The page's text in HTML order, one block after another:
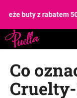
buty z rabatem 50 %!
Co
s
z powrotem
powrotem
C
z
e
g